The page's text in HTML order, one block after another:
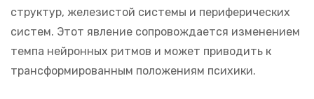
структур, железистой системы и периферических
систем. Этот явление сопровождается изменением
темпа нейронных ритмов и может приводить к
трансформированным положениям психики.